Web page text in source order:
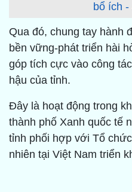
bổ ích
Qua đó, chung tay hành
bền vững-phát triển hài
góp tích cực vào công
hậu của tỉnh.
Đây là hoạt động trong
thành phố Xanh quốc tế
tỉnh phối hợp với Tổ
nhiên tại Việt Nam triển